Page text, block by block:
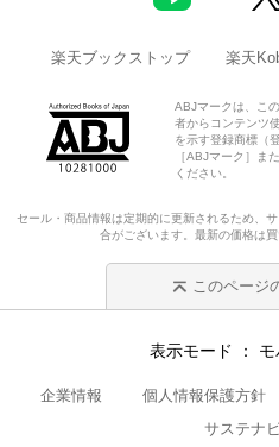
楽天ブックストップ 楽天
ABJマークは、こ
者からコンテンツ
を示す登録商標（
［ABJマーク］ま
ください。
セール・商品情報は定期的に更新されるため、
合がございます。最新の価格は
このページ
表示モード
企業情報 個人情報保護方針
サステナ